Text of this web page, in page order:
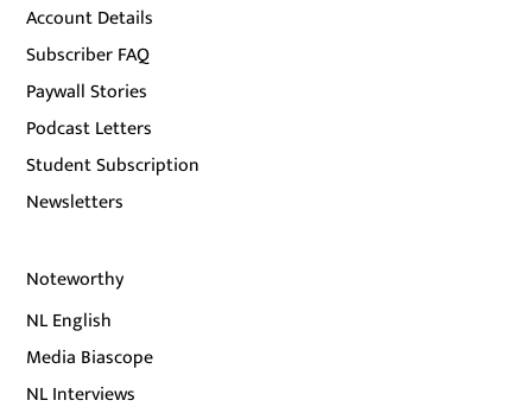
Account Details
Subscriber FAQ
Paywall Stories
Podcast Letters
Student Subscription
Newsletters
Noteworthy
NL English
Media Biascope
NL Interviews